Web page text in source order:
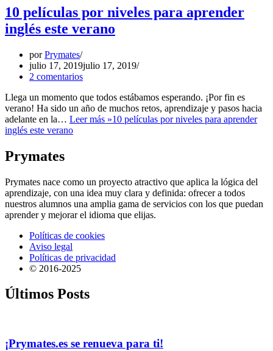
10 películas por niveles para aprender
inglés este verano
porPrymates
julio 17, 2019julio 17, 2019
2 comentarios
Llega un momento que todos estábamos esperando. ¡Por fin es
verano! Ha sido un año de muchos retos, aprendizaje y pasos hacia
adelante en la… Leer más »10 películas por niveles para aprender
inglés este verano
Prymates
Prymates nace como un proyecto atractivo que aplica la lógica del
aprendizaje, con una idea muy clara y definida: ofrecer a todos
nuestros alumnos una amplia gama de servicios con los que puedan
aprender y mejorar el idioma que elijas.
Políticas de cookies
Aviso legal
Políticas de privacidad
© 2016-2025
Últimos Posts
¡Prymates.es se renueva para ti!